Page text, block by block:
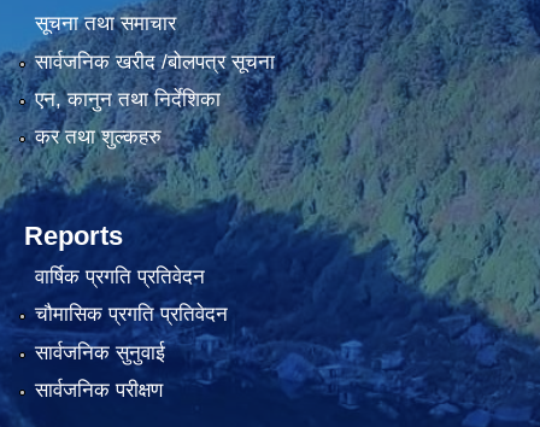
सूचना तथा समाचार
सार्वजनिक खरीद /बोलपत्र सूचना
एन, कानुन तथा निर्देशिका
कर तथा शुल्कहरु
Reports
वार्षिक प्रगति प्रतिवेदन
चौमासिक प्रगति प्रतिवेदन
सार्वजनिक सुनुवाई
सार्वजनिक परीक्षण